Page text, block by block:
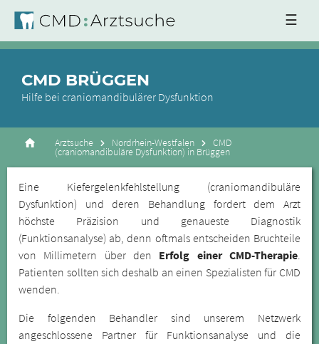
☰
CMD BRÜGGEN
Hilfe bei craniomandibulärer Dysfunktion
Arztsuche Nordrhein-Westfalen CMD
(craniomandibuläre Dysfunktion) in Brüggen
Eine Kiefergelenkfehlstellung (craniomandibuläre
Dysfunktion) und deren Behandlung fordert dem Arzt
höchste Präzision und genaueste Diagnostik
(Funktionsanalyse) ab, denn oftmals entscheiden Bruchteile
von Millimetern über den Erfolg einer CMD-Therapie.
Patienten sollten sich deshalb an einen Spezialisten für CMD
wenden.
Die folgenden Behandler sind unserem Netzwerk
angeschlossene Partner für Funktionsanalyse und die